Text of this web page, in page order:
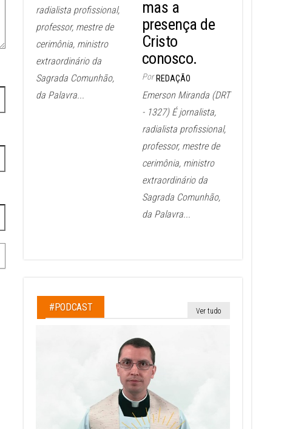
radialista profissional,
professor, mestre de
cerimônia, ministro
extraordinário da
Sagrada Comunhão,
da Palavra...
mas a
presença de
Cristo
conosco.
Por REDAÇÃO
Emerson Miranda (DRT
- 1327) É jornalista,
radialista profissional,
professor, mestre de
cerimônia, ministro
extraordinário da
Sagrada Comunhão,
da Palavra...
#PODCAST Ver tudo